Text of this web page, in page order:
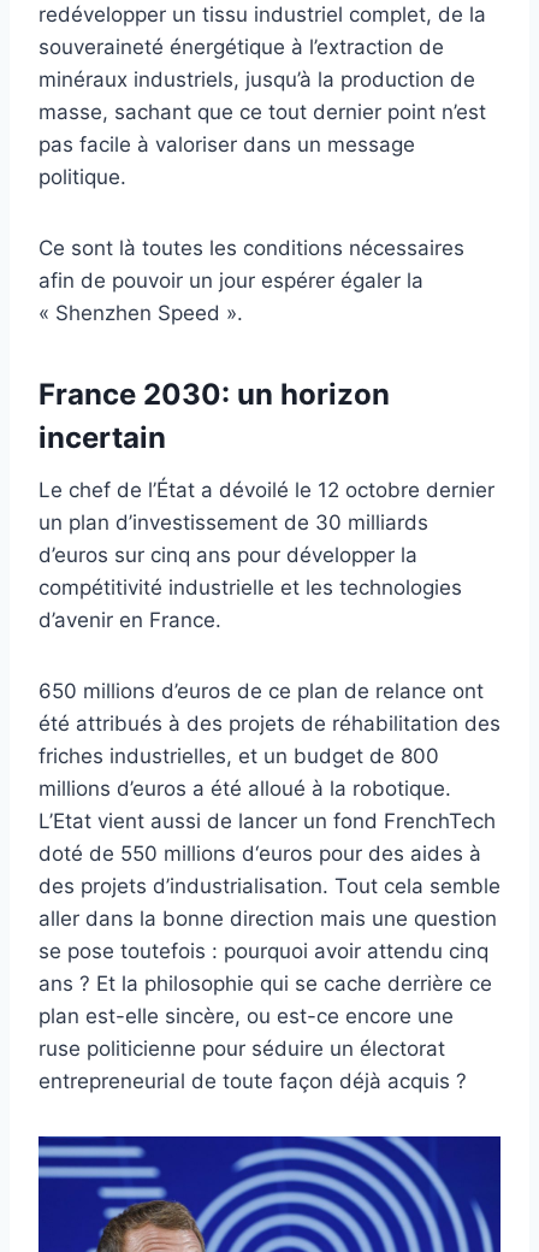
redévelopper un tissu industriel complet, de la
souveraineté énergétique à l’extraction de
minéraux industriels, jusqu’à la production de
masse, sachant que ce tout dernier point n’est
pas facile à valoriser dans un message
politique.
Ce sont là toutes les conditions nécessaires
afin de pouvoir un jour espérer égaler la
« Shenzhen Speed ».
France 2030: un horizon
incertain
Le chef de l’État a dévoilé le 12 octobre dernier
un plan d’investissement de 30 milliards
d’euros sur cinq ans pour développer la
compétitivité industrielle et les technologies
d’avenir en France.
650 millions d’euros de ce plan de relance ont
été attribués à des projets de réhabilitation des
friches industrielles, et un budget de 800
millions d’euros a été alloué à la robotique.
L’Etat vient aussi de lancer un fond FrenchTech
doté de 550 millions d‘euros pour des aides à
des projets d’industrialisation. Tout cela semble
aller dans la bonne direction mais une question
se pose toutefois : pourquoi avoir attendu cinq
ans ? Et la philosophie qui se cache derrière ce
plan est-elle sincère, ou est-ce encore une
ruse politicienne pour séduire un électorat
entrepreneurial de toute façon déjà acquis ?